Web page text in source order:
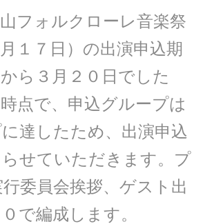
フォルクローレ音楽祭
月１７日）の出演申込期
ら３月２０日でした
点で、申込グループは
達したため、出演申込
せていただきます。プ
委員会挨拶、ゲスト出
で編成します。